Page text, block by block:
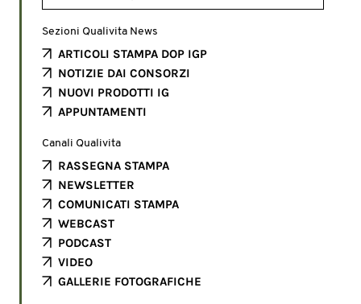
Sezioni Qualivita News
ARTICOLI STAMPA DOP IGP
NOTIZIE DAI CONSORZI
NUOVI PRODOTTI IG
APPUNTAMENTI
Canali Qualivita
RASSEGNA STAMPA
NEWSLETTER
COMUNICATI STAMPA
WEBCAST
PODCAST
VIDEO
GALLERIE FOTOGRAFICHE